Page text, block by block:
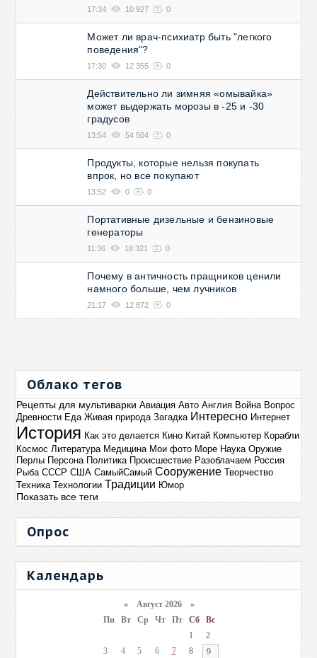
17:34 10 927 0
Может ли врач-психиатр быть "легкого
поведения"?
17:30 12 355 0
Действительно ли зимняя «омывайка»
может выдержать морозы в -25 и -30
градусов
13:54 54 504 0
Продукты, которые нельзя покупать
впрок, но все покупают
13:52 0 0
Портативные дизельные и бензиновые
генераторы
11:36 18 321 0
Почему в античность пращников ценили
намного больше, чем лучников
21:17 12 872 0
Облако тегов
Рецепты для мультиварки Авиация Авто Англия Война Вопрос
Древности Еда Живая природа Загадка Интересно Интернет
История Как это делается Кино Китай Компьютер Корабли
Космос Литература Медицина Мои фото Море Наука Оружие
Перлы Персона Политика Происшествие Разоблачаем Россия
Рыба СССР США СамыйСамый Сооружение Творчество
Техника Технологии Традиции Юмор
Показать все теги
Опрос
Календарь
«Август 2026 »
Пн
Вт Ср Чт Пт Сб
Вс
1
2
3
4 5 6 7 8
9